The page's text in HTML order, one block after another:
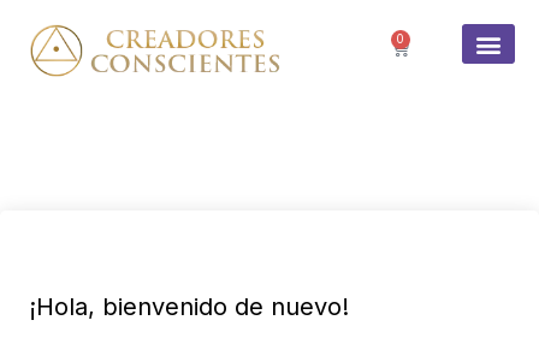
0
¡Hola, bienvenido de nuevo!